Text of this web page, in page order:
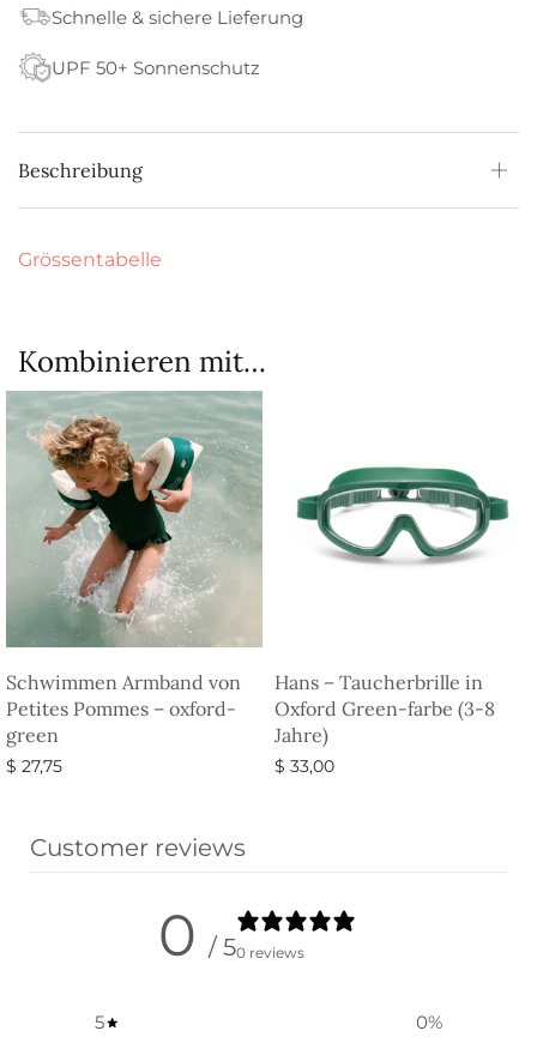
Schnelle & sichere Lieferung
UPF 50+ Sonnenschutz
Beschreibung
Grössentabelle
Kombinieren mit…
Schwimmen Armband von
Petites Pommes – oxford-
green
$ 27,75
Hans – Taucherbrille in
Oxford Green-farbe (3-8
Jahre)
$ 33,00
Customer reviews
0 / 50 reviews
5 0%